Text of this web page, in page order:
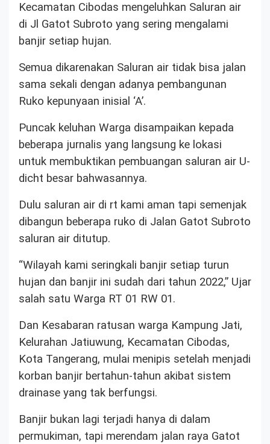
Kecamatan Cibodas mengeluhkan Saluran air
di Jl Gatot Subroto yang sering mengalami
banjir setiap hujan.
Semua dikarenakan Saluran air tidak bisa jalan
sama sekali dengan adanya pembangunan
Ruko kepunyaan inisial ‘A’.
Puncak keluhan Warga disampaikan kepada
beberapa jurnalis yang langsung ke lokasi
untuk membuktikan pembuangan saluran air U-
dicht besar bahwasannya.
Dulu saluran air di rt kami aman tapi semenjak
dibangun beberapa ruko di Jalan Gatot Subroto
saluran air ditutup.
“Wilayah kami seringkali banjir setiap turun
hujan dan banjir ini sudah dari tahun 2022,” Ujar
salah satu Warga RT 01 RW 01.
Dan Kesabaran ratusan warga Kampung Jati,
Kelurahan Jatiuwung, Kecamatan Cibodas,
Kota Tangerang, mulai menipis setelah menjadi
korban banjir bertahun-tahun akibat sistem
drainase yang tak berfungsi.
Banjir bukan lagi terjadi hanya di dalam
permukiman, tapi merendam jalan raya Gatot